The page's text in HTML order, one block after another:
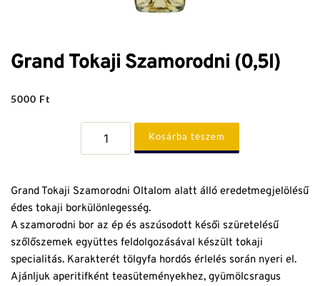
Grand Tokaji Szamorodni (0,5l)
5000 Ft
Grand
Tokaji
Szamorodni
Kosárba teszem
Grand Tokaji Szamorodni Oltalom alatt álló eredetmegjelölésű
édes tokaji borkülönlegesség.
A szamorodni bor az ép és aszúsodott késői szüretelésű
szőlőszemek együttes feldolgozásával készült tokaji
specialitás. Karakterét tölgyfa hordós érlelés során nyeri el.
Ajánljuk aperitifként teasüteményekhez, gyümölcsragus